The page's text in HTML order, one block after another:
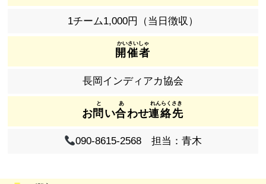
1チーム1,000円（当日徴収）
開催者
長岡インディアカ協会
お問 い合わせ連絡先
090-8615-2568 担当：青木